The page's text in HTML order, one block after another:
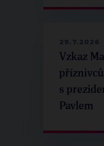
29.7.2026
Vzkaz
s
Pavlem